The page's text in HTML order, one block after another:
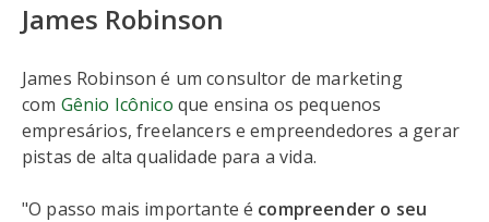
James Robinson
James Robinson é um consultor de marketing
com Gênio Icônico que ensina os pequenos
empresários, freelancers e empreendedores a gerar
pistas de alta qualidade para a vida.
"O passo mais importante é compreender o seu